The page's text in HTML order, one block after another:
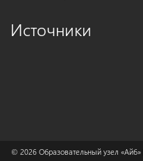
Источники
© 2026 Образовательный узел «Айб»